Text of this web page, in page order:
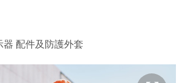
配件及防護外套